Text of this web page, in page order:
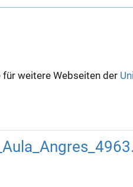
für weitere Webseiten der